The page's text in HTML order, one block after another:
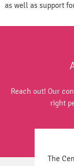
as well as support
Reach out! Our
right
The